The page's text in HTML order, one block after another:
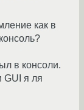
как в
в консоли.
GUI я ля